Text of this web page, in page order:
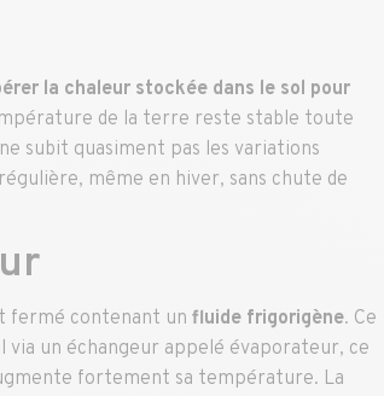
la chaleur stockée dans le sol pour
de la terre reste stable toute
subit quasiment pas les variations
même en hiver, sans chute de
fermé contenant un fluide frigorigène. Ce
via un échangeur appelé évaporateur, ce
fortement sa température. La